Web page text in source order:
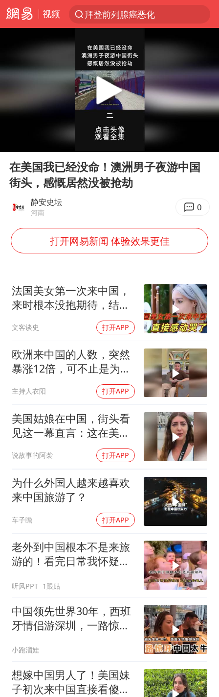
视频
拜登前列腺癌恶化
“白海豚”逼近浙闽沿海
“伊斯兰版北约”出现
外国游客的“中国游三件套”火了
上海大部迎大暴雨
以军士兵把枪口对准中国记者
白海豚在海上打了个结
2026年7月份居民消费价格同比上涨0.5%
方桃子代言广告视频已下架
辽宁省深化扫黑除恶专项斗争
一周大涨超7% 金价为何突然上涨
央视新主播李秋莹孙亚鹏亮相
构建更高水平的全民健身公共服务体系
Play
在美国我已经没命！澳洲男子夜游中国
街头，感慨居然没被抢劫
静安史坛
河南 0
打开网易新闻 体验效果更佳
法国美女第一次来中国，
来时根本没抱期待，结果
文客谈史 打开APP
欧洲来中国的人数，突然
暴涨12倍，可不止是为了
旅游，背后真实目的藏得
很深啊！
主持人衣阳 打开APP
美国姑娘在中国，街头看
见这一幕直言：这在美国
说故事的阿袭 打开APP
为什么外国人越来越喜欢
来中国旅游了？
车子瞻 打开APP
老外到中国根本不是来旅
游的！看完日常我怀疑自
听风PPT 1跟贴
中国领先世界30年，西班
牙情侣游深圳，一路惊
小跑溜娃
想嫁中国男人了！美国妹
子初次来中国直接看傻了